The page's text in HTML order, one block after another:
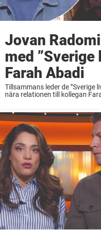
Jovan
med
Farah Abadi
Tillsammans leder de ”Sverige
nära relationen till kollegan